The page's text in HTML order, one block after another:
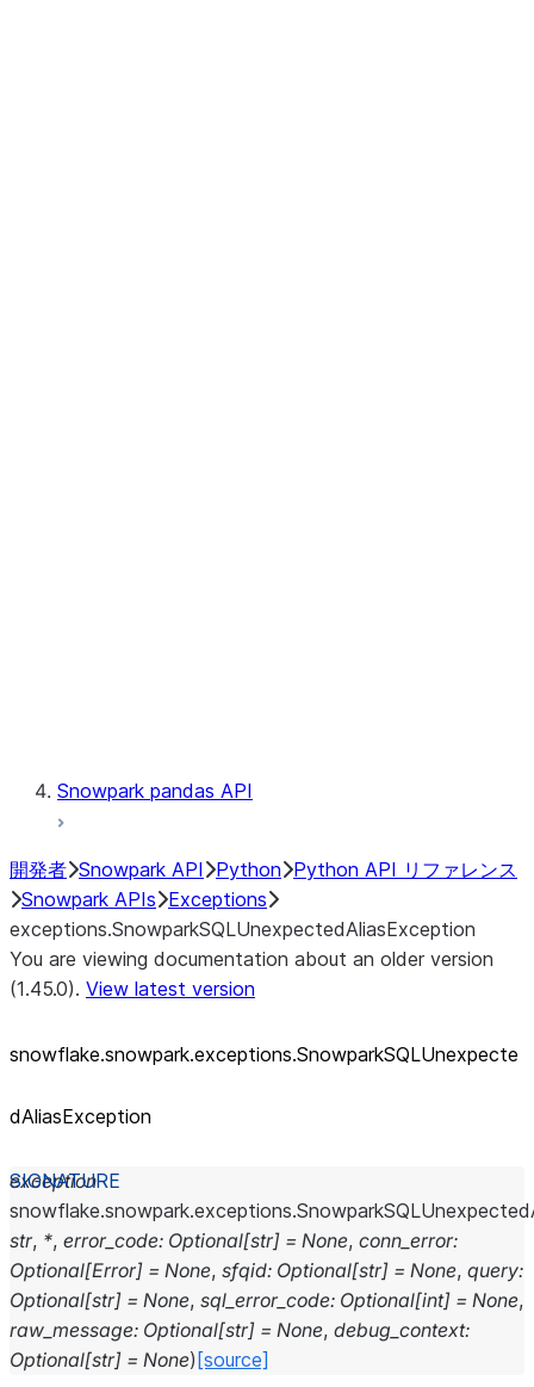
Snowpark pandas API
開発者 Snowpark API Python Python API リファレンス
Snowpark APIs Exceptions
exceptions.SnowparkSQLUnexpectedAliasException
You are viewing documentation about an older version
(1.45.0). View latest version
snowflake.snowpark.exceptions.SnowparkSQLUnexpecte
dAliasException
exception
snowflake.snowpark.exceptions.
str, *, error_code: Optional[str] = None, conn_error:
Optional[Error] = None, sfqid: Optional[str] = None, query:
Optional[str] = None, sql_error_code: Optional[int] = None,
raw_message: Optional[str] = None, debug_context:
Optional[str] = None) [source]